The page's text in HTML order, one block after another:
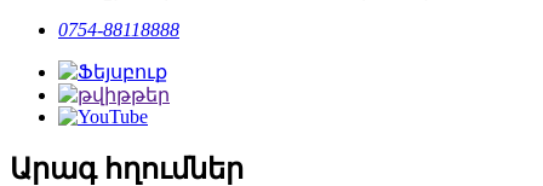
0754-88118888
Արագ հղումներ